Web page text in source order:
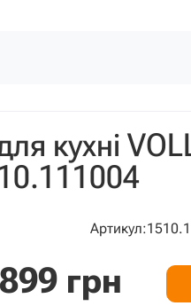
кухні
Артикул:
грн